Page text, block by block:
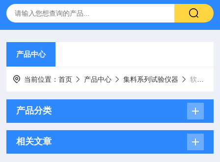
产品中心
当前位置：首页 产品中心 集料系列试验仪器 软弱颗粒试验机
产品分类
相关文章